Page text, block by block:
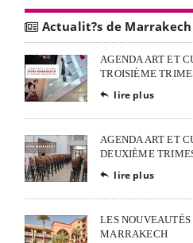
Actualit?s de Marrakech
AGENDA ART ET
TROISIÈME
 lire plus
AGENDA ART ET
DEUXIÈME
 lire plus
LES
MARRAKECH